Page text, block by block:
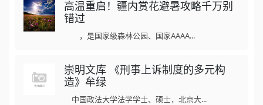
高温重启！疆内赏花避暑攻略千万别
错过
，是国家级森林公园、国家AAAA...
崇明文库 《刑事上诉制度的多元构
造》牟绿
中国政法大学法学学士、硕士，北京大...